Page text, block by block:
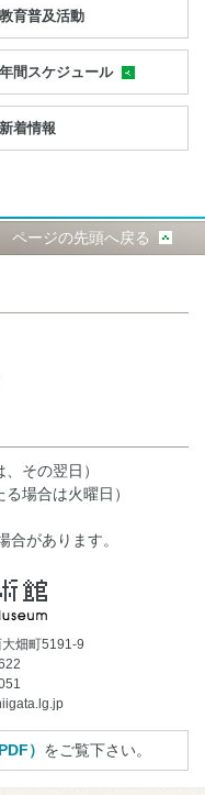
教育普及活動
年間スケジュール
新着情報
ページの先頭へ戻る
その翌日）
場合は火曜日）
があります。
畑町5191-9
） をご覧下さい。